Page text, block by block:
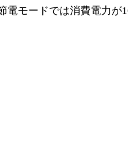
電モードでは消費電力が